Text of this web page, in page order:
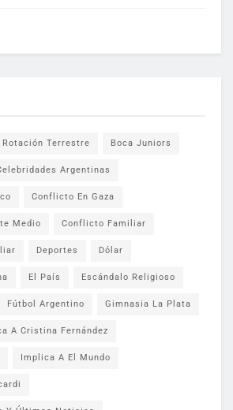
Terrestre Boca Juniors
Argentinas
Conflicto En Gaza
Medio Conflicto Familiar
Deportes Dólar
El País Escándalo Religioso
Fútbol Argentino Gimnasia La Plata
A Cristina Fernández
Implica A El Mundo